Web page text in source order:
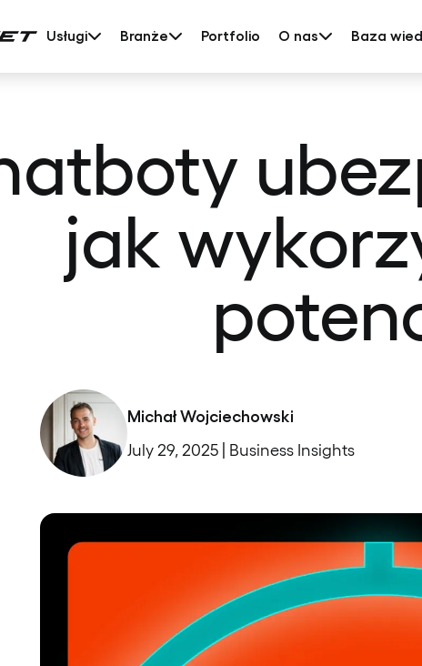
Usługi Branże Portfolio O nas Baza
jak
Michał Wojciechowski
July 29, 2025 | Business Insights